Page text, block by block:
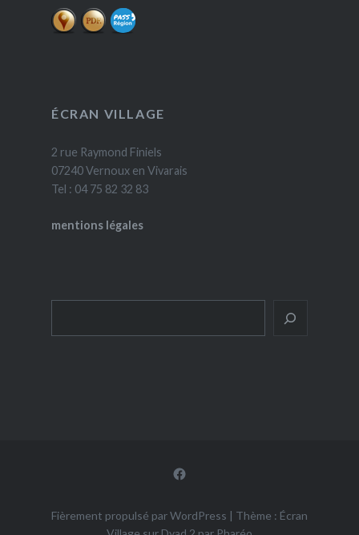
ÉCRAN VILLAGE
2 rue Raymond Finiels
07240 Vernoux en Vivarais
Tel : 04 75 82 32 83
mentions légales
Facebook
Fièrement propulsé par WordPress | Thème : Écran